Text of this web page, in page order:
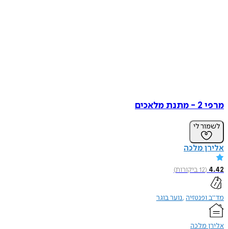
מרפי 2 - מתנת מלאכים
לשמור לי
אלירן מלכה
4.42
(
12ביקורות)
מד"ב ופנטזיה נוער בוגר
אלירן מלכה